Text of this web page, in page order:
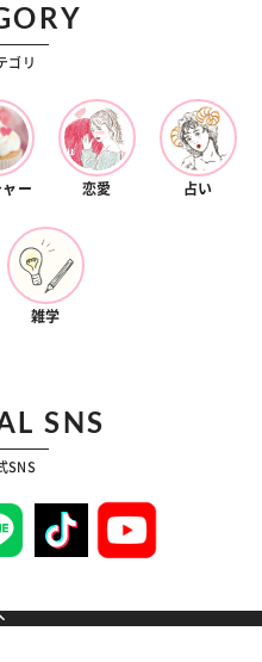
ゴリ
ー 恋愛 占い
雑学
SNS
SNS